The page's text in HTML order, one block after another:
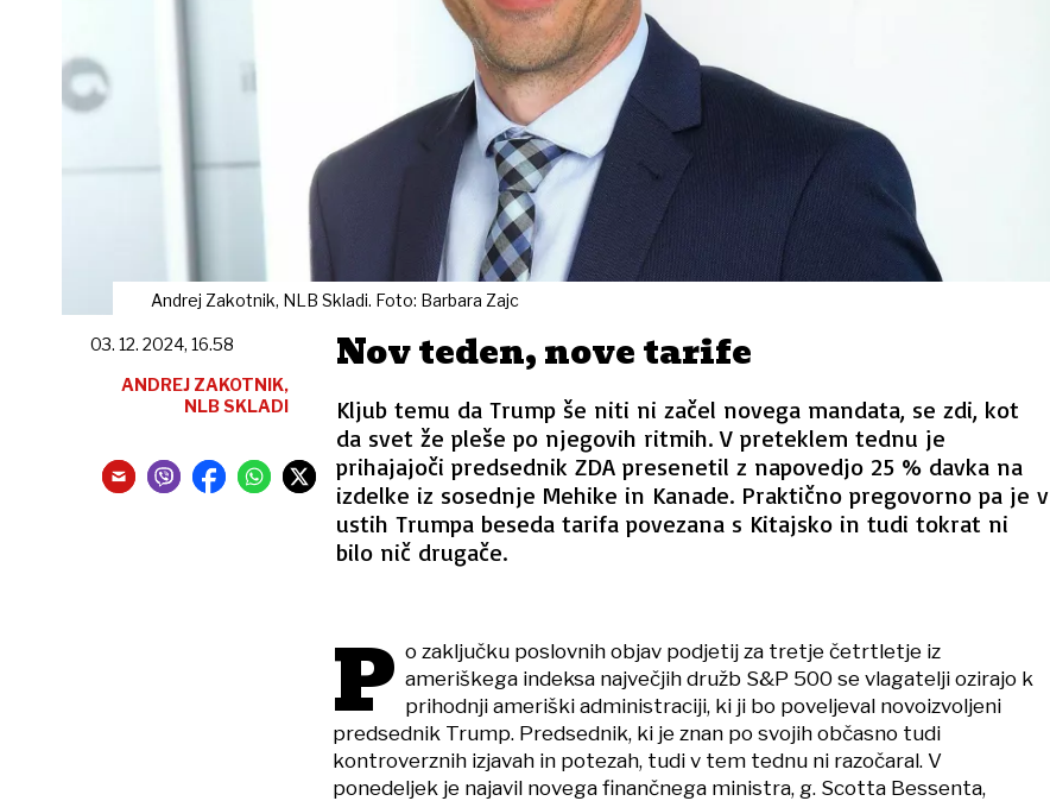
Andrej Zakotnik, NLB Skladi. Foto: Barbara Zajc
Nov teden, nove tarife
Kljub temu da Trump še niti ni začel novega mandata, se zdi, kot
da svet že pleše po njegovih ritmih. V preteklem tednu je
prihajajoči predsednik ZDA presenetil z napovedjo 25 % davka na
izdelke iz sosednje Mehike in Kanade. Praktično pregovorno pa je v
ustih Trumpa beseda tarifa povezana s Kitajsko in tudi tokrat ni
bilo nič drugače.
03. 12. 2024, 16.58
ANDREJ ZAKOTNIK,
NLB SKLADI
P o zaključku poslovnih objav podjetij za tretje četrtletje iz
ameriškega indeksa največjih družb S&P 500 se vlagatelji ozirajo k
prihodnji ameriški administraciji, ki ji bo poveljeval novoizvoljeni
predsednik Trump. Predsednik, ki je znan po svojih občasno tudi
kontroverznih izjavah in potezah, tudi v tem tednu ni razočaral. V
ponedeljek je najavil novega finančnega ministra, g. Scotta Bessenta,